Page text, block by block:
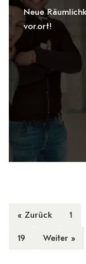
Neue
vor.ort!
« Zurück 1
19 Weiter »